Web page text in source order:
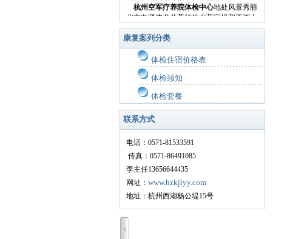
杭州空军疗养院体检中心地处风景秀丽的西子湖
北方向紧依龙井茶的故乡茅家埠和西湖十景之一
向紧贴乌龟潭新景区，花港观鱼公园，净慈禅寺
宾馆，天然大氧吧不断输送清新的空气，和着西湖
均在十分钟内，到西湖边仅步行3分钟。
杭州空军疗养院体检中心
是空军最早成立的疗
空军疗养院对外体检中心将以一流的服务热忱欢
13656644435。
康复案列分类
体检住宿价格表
体检须知
体检套餐
联系方式
电话：0571-81533591
传真：0571-86491085
李主任13656644435
网址： www.hzkjlyy.com
地址：杭州西湖杨公堤15号